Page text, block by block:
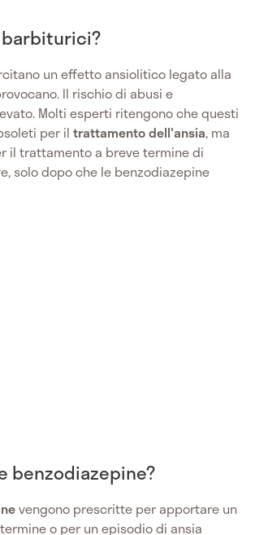
barbiturici?
un effetto ansiolitico legato alla
Il rischio di abusi e
Molti esperti ritengono che questi
per il trattamento dell'ansia, ma
il trattamento a breve termine di
solo dopo che le benzodiazepine
benzodiazepine?
vengono prescritte per apportare un
o per un episodio di ansia